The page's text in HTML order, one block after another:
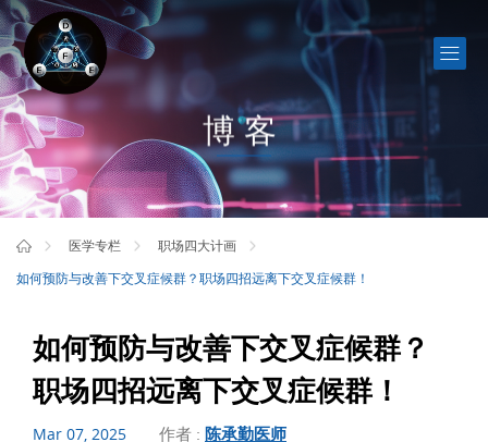
博客
医学专栏
职场四大计画
如何预防与改善下交叉症候群？职场四招远离下交叉症候群！
如何预防与改善下交叉症候群？
职场四招远离下交叉症候群！
Mar 07, 2025 作者 : 陈承勤医师